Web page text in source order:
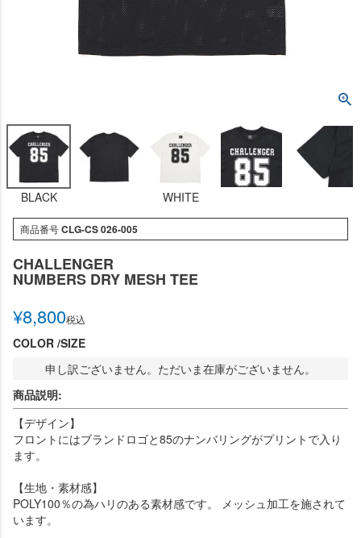
BLACK WHITE
商品番号CLG-CS 026-005
CHALLENGER
NUMBERS DRY MESH TEE
¥8,800税込
COLOR SIZE
申し訳ございません。ただいま在庫がございません。
商品説明:
【デザイン】
フロントにはブランドロゴと85のナンバリングがプリントで入り
ます。
【生地・素材感】
POLY100％の為ハリのある素材感です。 メッシュ加工を施されて
います。